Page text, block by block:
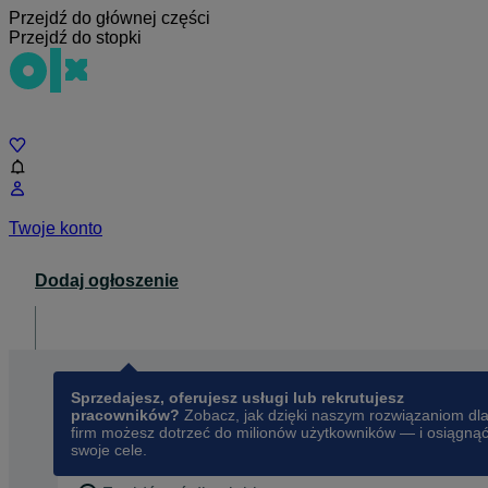
Przejdź do głównej części
Przejdź do stopki
Twoje konto
Dodaj ogłoszenie
Sprzedajesz, oferujesz usługi lub rekrutujesz
pracowników? Zobacz, jak dzięki naszym rozwiązaniom dla
firm możesz dotrzeć do milionów użytkowników — i osiągnąć
swoje cele.